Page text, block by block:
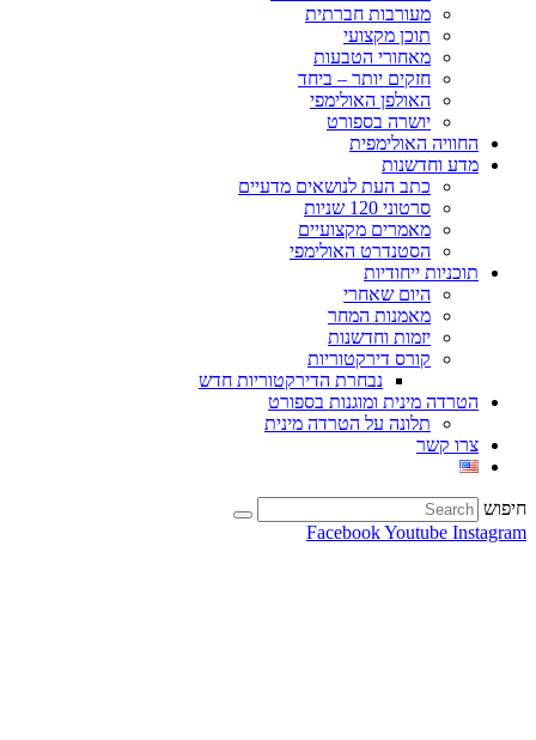
מעורבות חברתית
תוכן מקצועי
מאחורי הטבעות
חזקים יותר – ביחד
האולפן האולימפי
יושרה בספורט
החוויה האולימפית
מדע וחדשנות
כתב העת לנושאים מדעיים
סרטוני 120 שניות
מאמרים מקצועיים
הסטנדרט האולימפי
תוכניות ייחודיות
היום שאחרי
מאמנות המחר
יזמות וחדשנות
קורס דירקטוריות
נבחרת הדירקטוריות חדש
הטרדה מינית ומוגנות בספורט
תלונה על הטרדה מינית
צרו קשר
חיפוש
FacebookYoutube Instagram